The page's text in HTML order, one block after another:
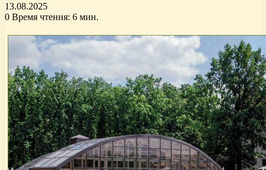
13.08.2025
0 Время чтения: 6 мин.